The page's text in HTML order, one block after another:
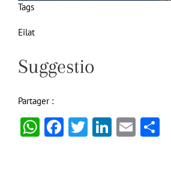
Tags
Eilat
Suggestio
Partager :
WhatsApp
Facebook
Twitter
LinkedIn
Email